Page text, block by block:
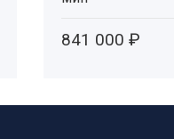
841 000 ₽